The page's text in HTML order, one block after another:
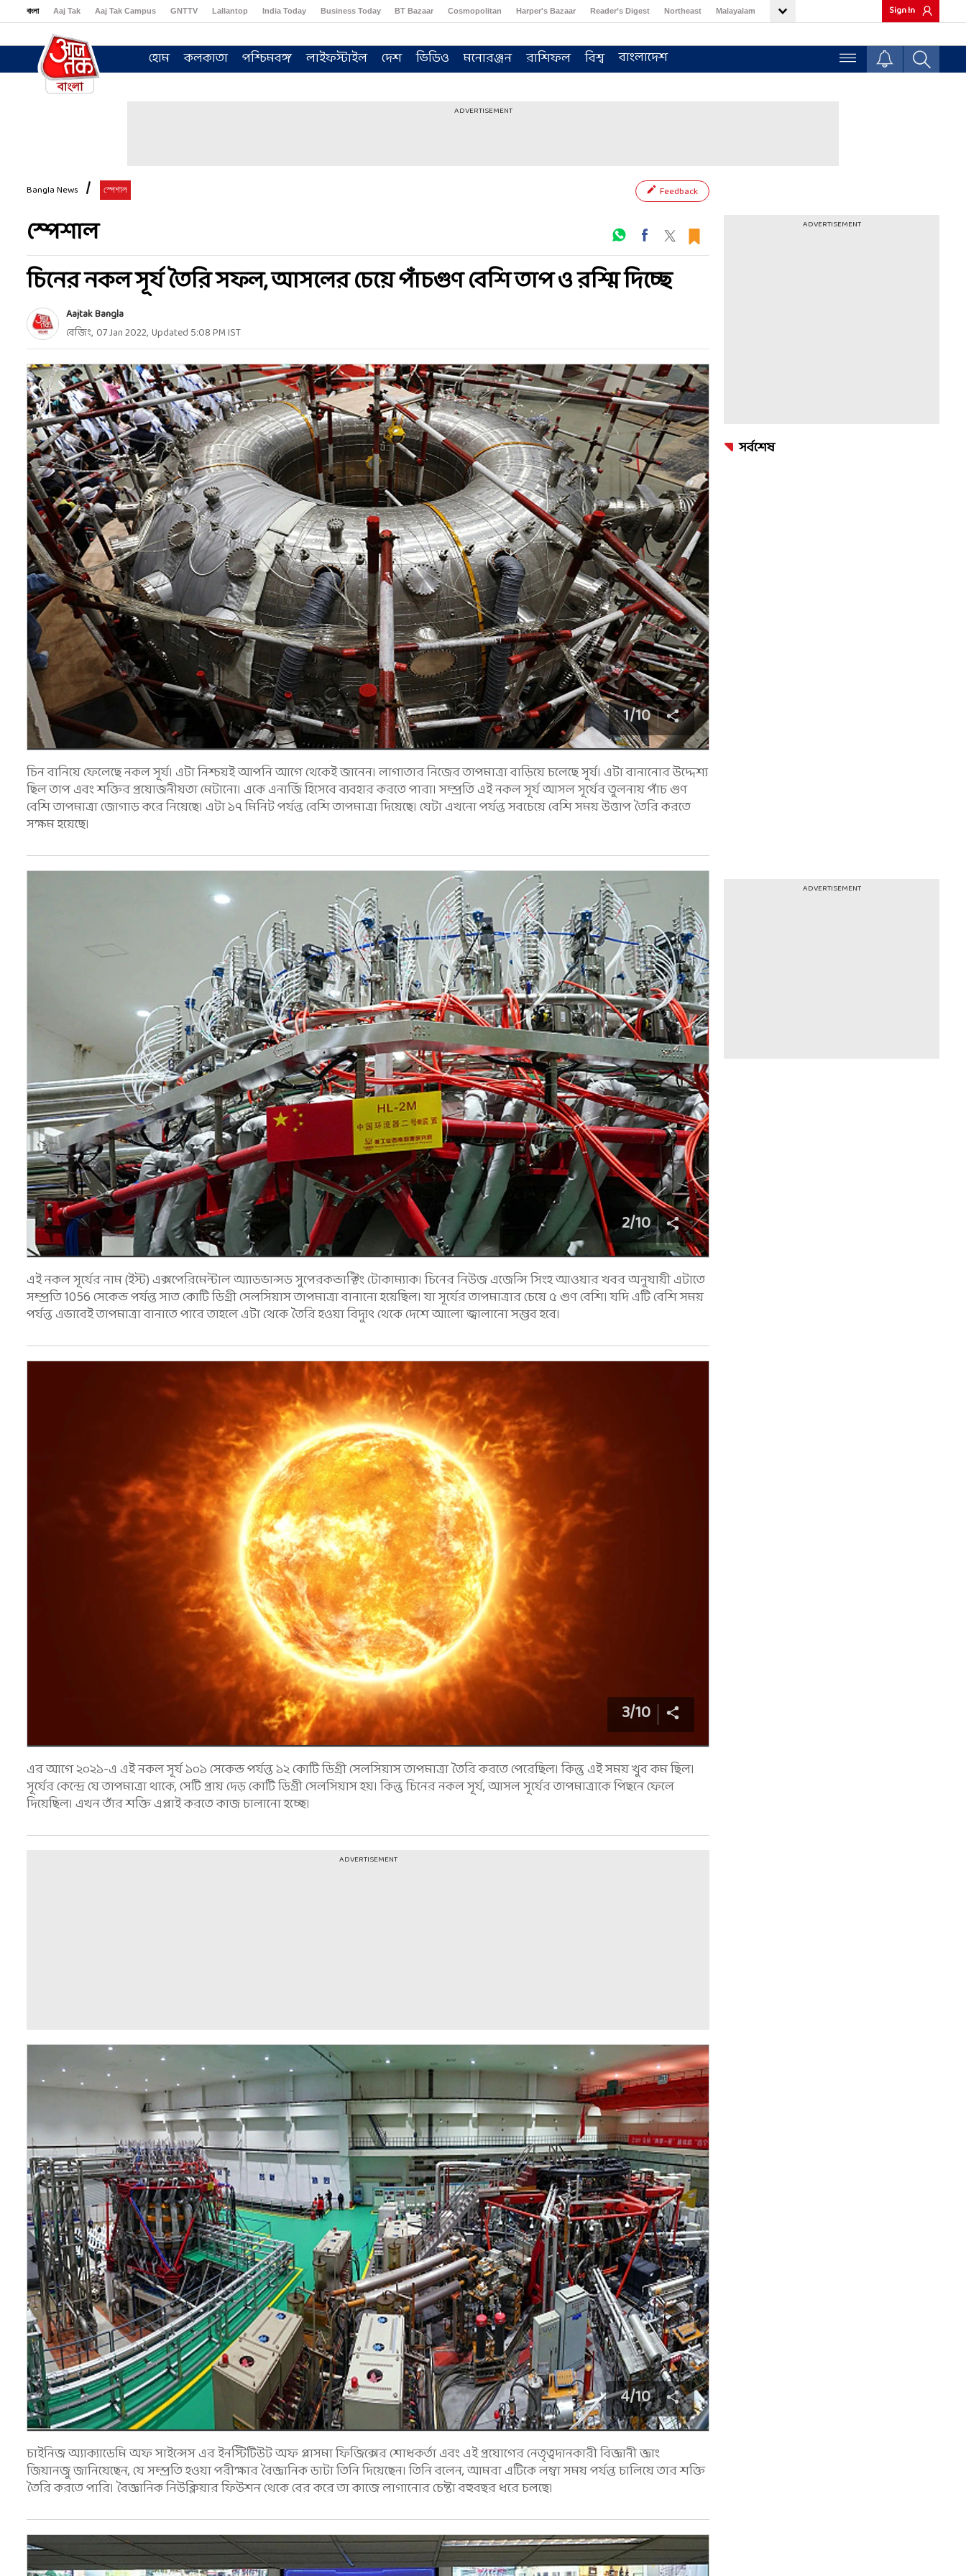
বাংলা Aaj Tak Aaj Tak Campus GNTTV Lallantop India Today Business Today BT Bazaar Cosmopolitan Harper's Bazaar Reader’s Digest Northeast Malayalam Sign In
হোম কলকাতা পশ্চিমবঙ্গ লাইফস্টাইল দেশ ভিডিও মনোরঞ্জন রাশিফল বিশ্ব বাংলাদেশ
ADVERTISEMENT
Bangla News স্পেশাল Feedback
স্পেশাল
চিনের নকল সূর্য তৈরি সফল, আসলের চেয়ে পাঁচগুণ বেশি তাপ ও রশ্মি দিচ্ছে
Aajtak Bangla
বেজিং, 07 Jan 2022, Updated 5:08 PMIST
1/10
চিন বানিয়ে ফেলেছে নকল সূর্য। এটা নিশ্চয়ই আপনি আগে থেকেই জানেন। লাগাতার নিজের তাপমাত্রা বাড়িয়ে চলেছে সূর্য। এটা বানানোর উদ্দেশ্য
ছিল তাপ এবং শক্তির প্রয়োজনীয়তা মেটানো। একে এনার্জি হিসেবে ব্যবহার করতে পারা। সম্প্রতি এই নকল সূর্য আসল সূর্যের তুলনায় পাঁচ গুণ
বেশি তাপমাত্রা জোগাড় করে নিয়েছে। এটা ১৭ মিনিট পর্যন্ত বেশি তাপমাত্রা দিয়েছে। যেটা এখনো পর্যন্ত সবচেয়ে বেশি সময় উত্তাপ তৈরি করতে
সক্ষম হয়েছে।
2/10
এই নকল সূর্যের নাম (ইস্ট) এক্সপেরিমেন্টাল অ্যাডভান্সড সুপেরকন্ডাক্টিং টোকাম্যাক। চিনের নিউজ এজেন্সি সিংহ আওয়ার খবর অনুযায়ী এটাতে
সম্প্রতি 1056 সেকেন্ড পর্যন্ত সাত কোটি ডিগ্রী সেলসিয়াস তাপমাত্রা বানানো হয়েছিল। যা সূর্যের তাপমাত্রার চেয়ে ৫ গুণ বেশি। যদি এটি বেশি সময়
পর্যন্ত এভাবেই তাপমাত্রা বানাতে পারে তাহলে এটা থেকে তৈরি হওয়া বিদ্যুৎ থেকে দেশে আলো জ্বালানো সম্ভব হবে।
3/10
এর আগে ২০২১-এ এই নকল সূর্য ১০১ সেকেন্ড পর্যন্ত ১২ কোটি ডিগ্রী সেলসিয়াস তাপমাত্রা তৈরি করতে পেরেছিল। কিন্তু এই সময় খুব কম ছিল।
সূর্যের কেন্দ্রে যে তাপমাত্রা থাকে, সেটি প্রায় দেড় কোটি ডিগ্রী সেলসিয়াস হয়। কিন্তু চিনের নকল সূর্য, আসল সূর্যের তাপমাত্রাকে পিছনে ফেলে
দিয়েছিল। এখন তাঁর শক্তি এপ্লাই করতে কাজ চালানো হচ্ছে।
ADVERTISEMENT
4/10
চাইনিজ অ্যাক্যাডেমি অফ সাইন্সেস এর ইনস্টিটিউট অফ প্লাসমা ফিজিক্সের শোধকর্তা এবং এই প্রয়োগের নেতৃত্বদানকারী বিজ্ঞানী জ্ঞাং
জিয়ানজু জানিয়েছেন, যে সম্প্রতি হওয়া পরীক্ষার বৈজ্ঞানিক ডাটা তিনি দিয়েছেন। তিনি বলেন, আমরা এটিকে লম্বা সময় পর্যন্ত চালিয়ে তার শক্তি
তৈরি করতে পারি। বৈজ্ঞানিক নিউক্লিয়ার ফিউশন থেকে বের করে তা কাজে লাগানোর চেষ্টা বহুবছর ধরে চলছে।
ADVERTISEMENT
সর্বশেষ
ADVERTISEMENT